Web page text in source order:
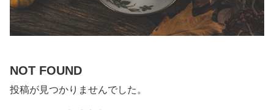
NOT FOUND
投稿が見つかりませんでした。